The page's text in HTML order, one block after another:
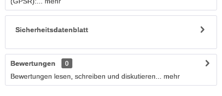
Sicherheitsdatenblatt
Bewertungen
0
Bewertungen lesen, schreiben und diskutieren...
mehr